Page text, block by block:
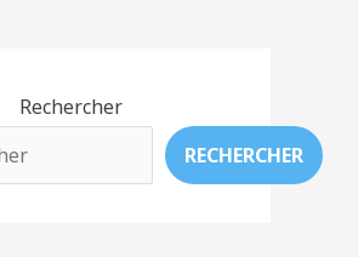
Rechercher
RECHERCHER